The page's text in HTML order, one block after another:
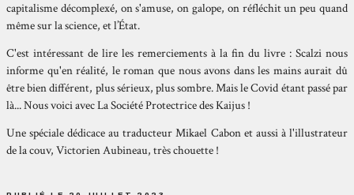
capitalisme décomplexé, on s'amuse, on galope, on réfléchit un peu quand
même sur la science, et l’État.
C'est intéressant de lire les remerciements à la fin du livre : Scalzi nous
informe qu'en réalité, le roman que nous avons dans les mains aurait dû
être bien différent, plus sérieux, plus sombre. Mais le Covid étant passé par
là... Nous voici avec La Société Protectrice des Kaijus !
Une spéciale dédicace au traducteur Mikael Cabon et aussi à l'illustrateur
de la couv, Victorien Aubineau, très chouette !